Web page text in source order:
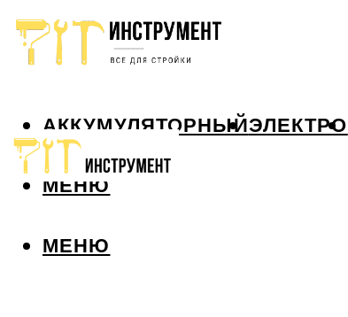
АККУМУЛЯТОРНЫЙЭЛЕКТРО
МЕНЮ
МЕНЮ